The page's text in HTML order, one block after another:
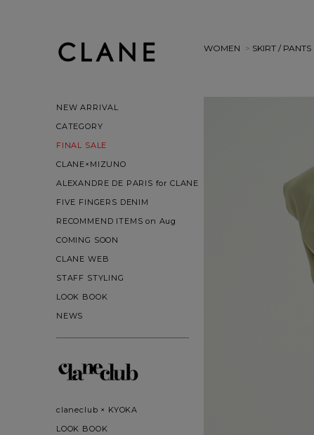
NEW ARRIVAL
CATEGORY
FINAL SALE
CLANE×MIZUNO
ALEXANDRE DE PARIS for CLANE
FIVE FINGERS DENIM
RECOMMEND ITEMS on Aug
COMING SOON
CLANE WEB
STAFF STYLING
LOOK BOOK
NEWS
claneclub × KYOKA
LOOK BOOK
WOMEN > SKIRT / PANTS